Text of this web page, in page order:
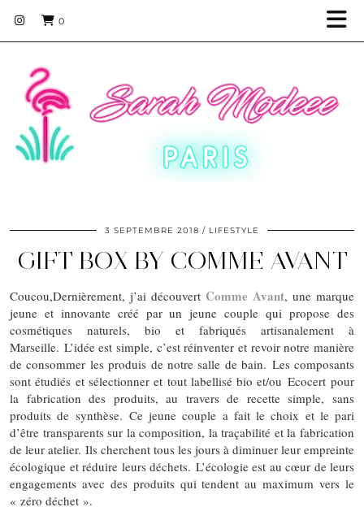
0
3 SEPTEMBRE 2018 LIFESTYLE
GIFT BOX BY COMME AVANT
Coucou,Dernièrement, j’ai découvert Comme Avant, une marque
jeune et innovante créé par un jeune couple qui propose des
cosmétiques naturels, bio et fabriqués artisanalement à
Marseille. L’idée est simple, c’est réinventer et revoir notre manière
de consommer les produis de notre salle de bain. Les composants
sont étudiés et sélectionner et tout labellisé bio et/ou Ecocert pour
la fabrication des produits, au travers de recette simple, sans
produits de synthèse. Ce jeune couple a fait le choix et le pari
d’être transparents sur la composition, la traçabilité et la fabrication
de leur atelier. Ils cherchent tous les jours à diminuer leur empreinte
écologique et réduire leurs déchets. L’écologie est au cœur de leurs
engagements avec des produits qui tendent au maximum vers le
« zéro déchet ».